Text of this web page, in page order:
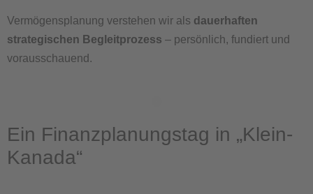
Vermögensplanung verstehen wir als dauerhaften
strategischen Begleitprozess – persönlich, fundiert und
vorausschauend.
Ein Finanzplanungstag in „Klein-
Kanada“